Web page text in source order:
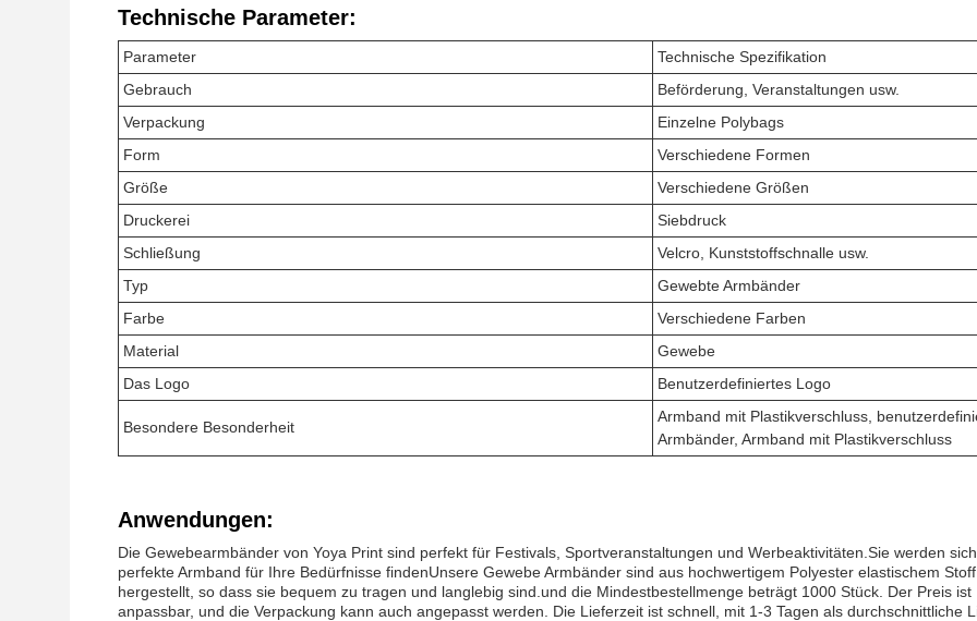
Technische Parameter:
Parameter
Technische Spezifikation
Gebrauch
Beförderung, Veranstaltungen usw.
Verpackung
Einzelne Polybags
Form
Verschiedene Formen
Größe
Verschiedene Größen
Druckerei
Siebdruck
Schließung
Velcro, Kunststoffschnalle usw.
Typ
Gewebte Armbänder
Farbe
Verschiedene Farben
Material
Gewebe
Das Logo
Benutzerdefiniertes Logo
Besondere Besonderheit
Armband mit Plastikverschluss,
Armbänder, Armband mit Plastikverschluss
Anwendungen:
Die Gewebearmbänder von Yoya Print sind perfekt für Festivals, Sportveranstaltungen und Werbeaktivitäten.Sie werden
perfekte Armband für Ihre Bedürfnisse findenUnsere Gewebe Armbänder sind aus hochwertigem Polyester elastischem Stoff
hergestellt, so dass sie bequem zu tragen und langlebig sind.und die Mindestbestellmenge beträgt 1000 Stück. Der Preis ist
anpassbar, und die Verpackung kann auch angepasst werden. Die Lieferzeit ist schnell, mit 1-3 Tagen als durchschnittliche